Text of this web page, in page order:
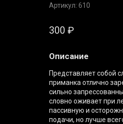
Артикул: 610
300 ₽
Описание
Представляет собой
приманка отлично
сильно
словно оживает при
пассивную и
подачи, но лучше